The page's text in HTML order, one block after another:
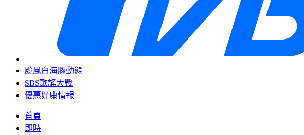
颱風白海豚動態
SBS歌謠大戰
優惠好康情報
首頁
即時